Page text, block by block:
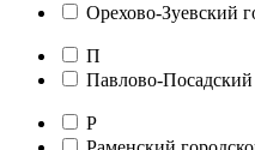
Орехово-Зуевский
П
Павлово-Посадский
Р